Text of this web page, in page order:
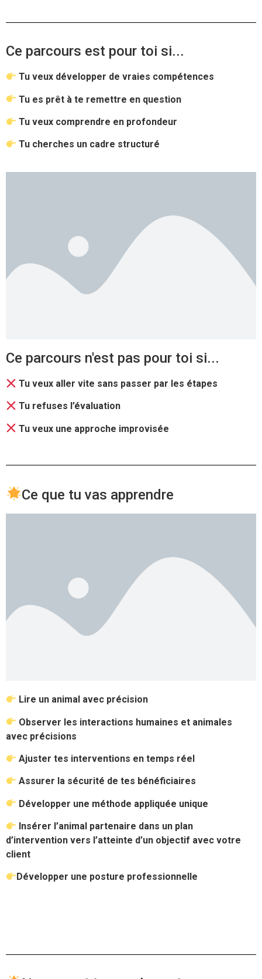
Ce parcours est pour toi si...
Tu veux développer de vraies compétences
Tu es prêt à te remettre en question
Tu veux comprendre en profondeur
Tu cherches un cadre structuré
Ce parcours n'est pas pour toi si...
Tu veux aller vite sans passer par les étapes
Tu refuses l’évaluation
Tu veux une approche improvisée
Ce que tu vas apprendre
Lire un animal avec précision
Observer les interactions humaines et animales
avec précisions
Ajuster tes interventions en temps réel
Assurer la sécurité de tes bénéficiaires
Développer une méthode appliquée unique
Insérer l’animal partenaire dans un plan
d’intervention vers l’atteinte d’un objectif avec votre
client
Développer une posture professionnelle